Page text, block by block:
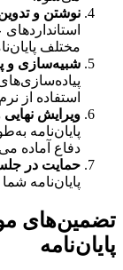
نوشتن و
مختلف
شبیه‌سازی و
استفاده از
ویرایش
پایان‌نامه
دفاع آماده
حمایت در
پایان‌نامه
تضمین‌های
پایان‌نامه